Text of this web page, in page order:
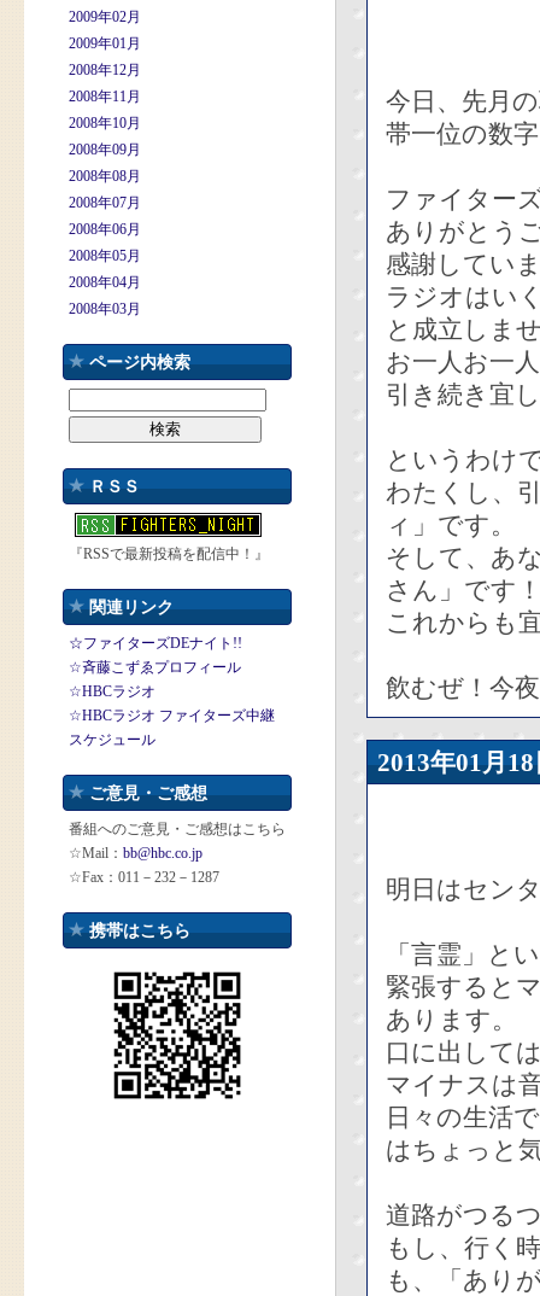
2009年02月
2009年01月
2008年12月
2008年11月
2008年10月
2008年09月
2008年08月
2008年07月
2008年06月
2008年05月
2008年04月
2008年03月
ページ内検索
ＲＳＳ
『RSSで最新投稿を配信中！』
関連リンク
☆ファイターズDEナイト!!
☆斉藤こずゑプロフィール
☆HBCラジオ
☆HBCラジオ ファイターズ中継
スケジュール
ご意見・ご感想
番組へのご意見・ご感想はこちら
☆Mail： bb@hbc.co.jp
☆Fax：011－232－1287
携帯はこちら
今日、先月
帯一位の数
ファイター
ありがとう
感謝してい
ラジオはい
と成立しま
お一人お一
引き続き宜
というわけ
わたくし、
ィ」です。
そして、あ
さん」です
これからも
飲むぜ！今
2013年01
明日はセン
「言霊」と
緊張すると
あります。
口に出して
マイナスは
日々の生活
はちょっと
道路がつる
もし、行く
も、「あり